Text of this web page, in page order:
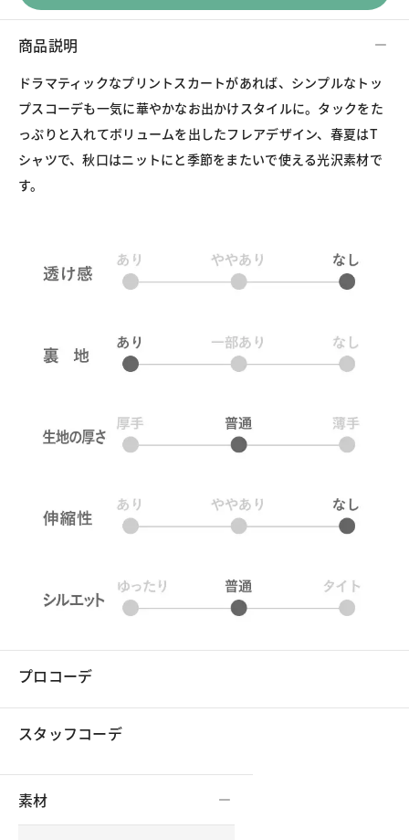
商品説明
ドラマティックなプリントスカートがあれば、シンプルなトッ
プスコーデも一気に華やかなお出かけスタイルに。タックをた
っぷりと入れてボリュームを出したフレアデザイン、春夏はT
シャツで、秋口はニットにと季節をまたいで使える光沢素材で
す。
プロコーデ
スタッフコーデ
素材